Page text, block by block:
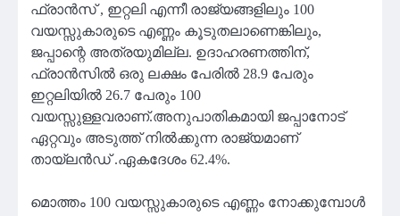
ഫ്രാൻസ് , ഇറ്റലി എന്നീ രാജ്യങ്ങളിലും 100
വയസ്സുകാരുടെ എണ്ണം കൂടുതലാണെങ്കിലും,
ജപ്പാന്റെ അത്രയുമില്ല. ഉദാഹരണത്തിന്,
ഫ്രാൻസിൽ ഒരു ലക്ഷം പേരിൽ 28.9 പേരും
ഇറ്റലിയിൽ 26.7 പേരും 100
വയസ്സുള്ളവരാണ്.അനുപാതികമായി ജപ്പാനോട്
ഏറ്റവും അടുത്ത് നിൽക്കുന്ന രാജ്യമാണ്
തായ്‌ലൻഡ് .ഏകദേശം 62.4%.
മൊത്തം 100 വയസ്സുകാരുടെ എണ്ണം നോക്കുമ്പോൾ